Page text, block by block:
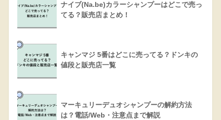
ナイブ(Na.be)カラーシャンプーはどこで売っ
てる？販売店まとめ！
キャンマジ 5番はどこに売ってる？ドンキの
値段と販売店一覧
マーキュリーデュオシャンプーの解約方法
は？電話/Web・注意点まで解説